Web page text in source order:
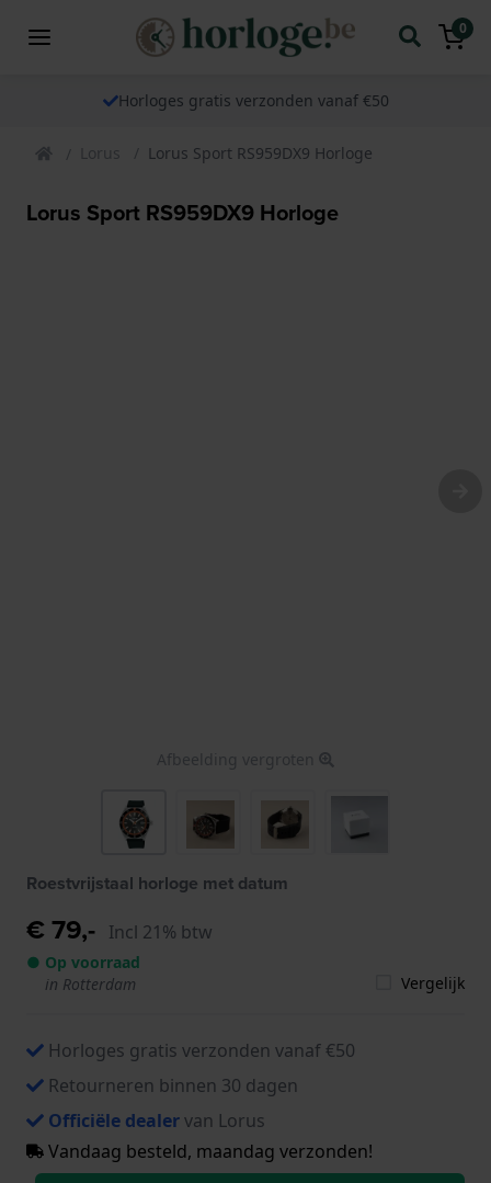
0
Horloges gratis verzonden vanaf €50
Lorus Lorus Sport RS959DX9 Horloge
Lorus Sport RS959DX9 Horloge
Afbeelding vergroten
Roestvrijstaal horloge met datum
€ 79,- Incl 21% btw
● Op voorraad
in Rotterdam
Vergelijk
Horloges gratis verzonden vanaf €50
Retourneren binnen 30 dagen
Officiële dealervan Lorus
Vandaag besteld, maandag verzonden!